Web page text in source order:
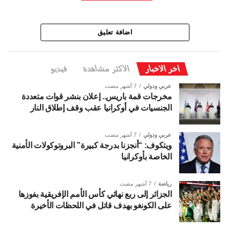
اضافة تعليق
اخر الاخبار الاكثر مشاهدة فيديو
عربي ودولي 7 أشهر مضت
مخرجات قمة باريس.. إعلان بنشر قوات متعددة
الجنسيات في أوكرانيا عقب وقف إطلاق النار
عربي ودولي 7 أشهر مضت
ويتكوف: “أنجزنا بدرجة كبيرة” البروتوكولات الأمنية
الخاصة بأوكرانيا
رياضة 7 أشهر مضت
الجزائر إلى ربع نهائي كأس الأمم الإفريقية بفوزها
على الكونغو بهدف قاتل في اللحظات الأخيرة